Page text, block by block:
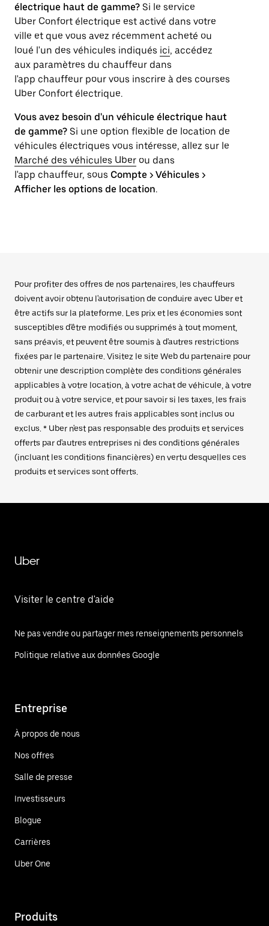
électrique haut de gamme? Si le service
Uber Confort électrique est activé dans votre
ville et que vous avez récemment acheté ou
loué l'un des véhicules indiqués ici, accédez
aux paramètres du chauffeur dans
l'app chauffeur pour vous inscrire à des courses
Uber Confort électrique.
Vous avez besoin d'un véhicule électrique haut
de gamme? Si une option flexible de location de
véhicules électriques vous intéresse, allez sur le
Marché des véhicules Uber ou dans
l'app chauffeur, sous Compte > Véhicules >
Afficher les options de location.
Pour profiter des offres de nos partenaires, les chauffeurs
doivent avoir obtenu l'autorisation de conduire avec Uber et
être actifs sur la plateforme. Les prix et les économies sont
susceptibles d'être modifiés ou supprimés à tout moment,
sans préavis, et peuvent être soumis à d'autres restrictions
fixées par le partenaire. Visitez le site Web du partenaire pour
obtenir une description complète des conditions générales
applicables à votre location, à votre achat de véhicule, à votre
produit ou à votre service, et pour savoir si les taxes, les frais
de carburant et les autres frais applicables sont inclus ou
exclus. * Uber n'est pas responsable des produits et services
offerts par d'autres entreprises ni des conditions générales
(incluant les conditions financières) en vertu desquelles ces
produits et services sont offerts.
Uber
Visiter le centre d'aide
Ne pas vendre ou partager mes renseignements personnels
Politique relative aux données Google
Entreprise
À propos de nous
Nos offres
Salle de presse
Investisseurs
Blogue
Carrières
Uber One
Produits